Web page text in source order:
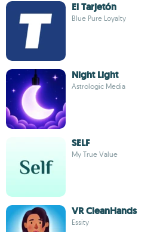
El Tarjetón
Blue Pure Loyalty
Night Light
Astrologic Media
SELF
My True Value
VR CleanHands
Essity